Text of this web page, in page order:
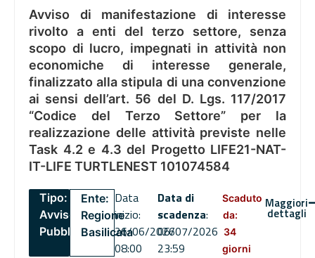
Avviso di manifestazione di interesse
rivolto a enti del terzo settore, senza
scopo di lucro, impegnati in attività non
economiche di interesse generale,
finalizzato alla stipula di una convenzione
ai sensi dell’art. 56 del D. Lgs. 117/2017
“Codice del Terzo Settore” per la
realizzazione delle attività previste nelle
Task 4.2 e 4.3 del Progetto LIFE21-NAT-
IT-LIFE TURTLENEST 101074584
Tipo:
Avviso
Pubblico
Ente:
Regione
Basilicata
Data
inizio:
26/06/2026
08:00
Data di
scadenza:
06/07/2026
23:59
Scaduto
da:
34
giorni
Maggiori
dettagli